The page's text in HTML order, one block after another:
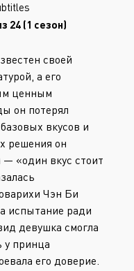
24 (1 сезон)
своей
а его
ценным
он потерял
вкусов и
решения он
— «один вкус стоит
Чэн Би
испытание ради
девушка смогла
у принца
его доверие.